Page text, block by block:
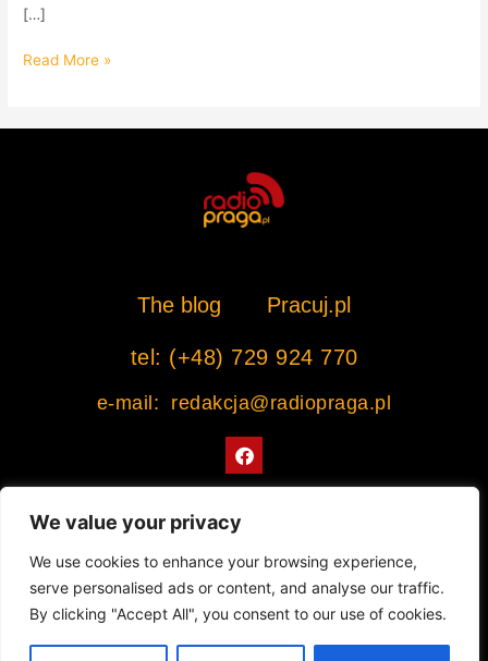
We value your privacy
We use cookies to enhance your browsing experience,
serve personalised ads or content, and analyse our traffic.
By clicking "Accept All", you consent to our use of cookies.
[…]
Read More »
The blog Pracuj.pl
tel: (+48) 729 924 770
e-mail: redakcja@radiopraga.pl
F
a
c
o
k
Współpracujemy z Muzeum Warszawskiej Pragi
© 2022 All rights Reserved. Radiopraga.pl
Projekt strony internetowej: tomasz-kaminski.pl